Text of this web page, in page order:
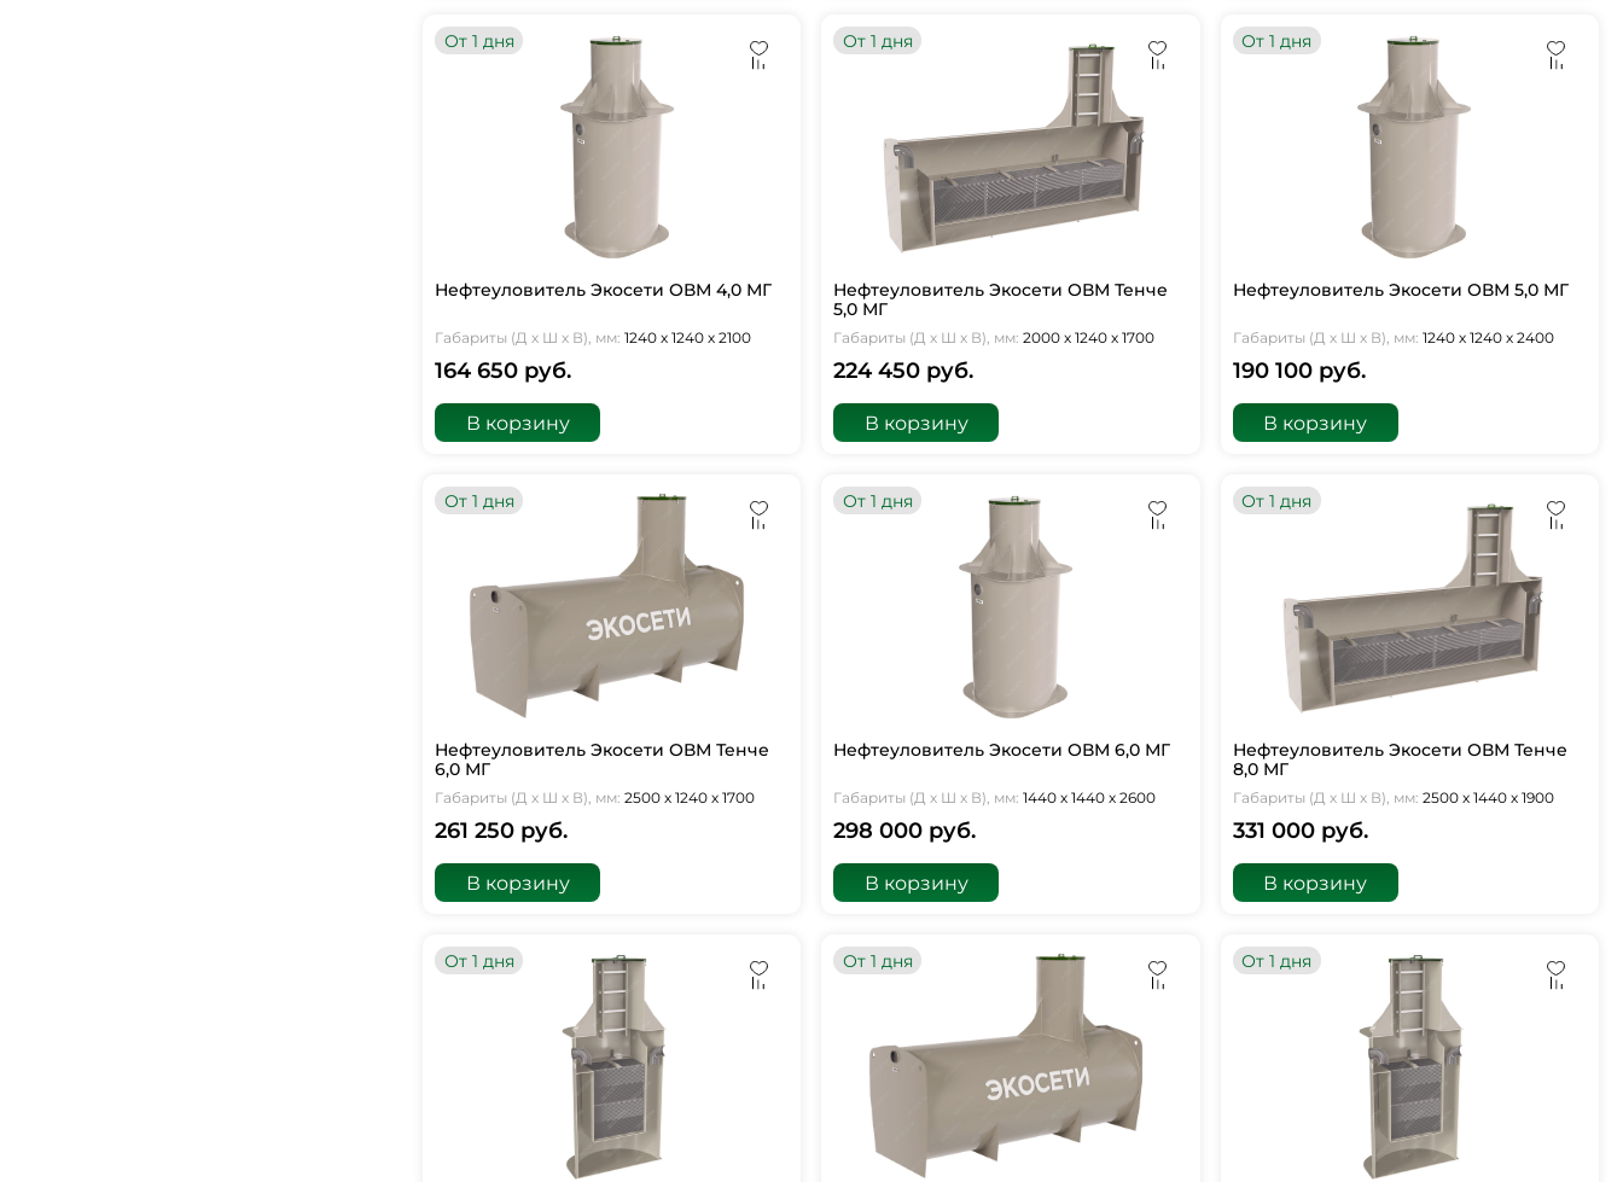
От 1 дня
Нефтеуловитель Экосети ОВМ 4,0 МГ
Габариты (Д х Ш х В), мм: 1240 х 1240 х 2100
164 650 руб.
В корзину
От 1 дня
Нефтеуловитель Экосети ОВМ Тенче
5,0 МГ
Габариты (Д х Ш х В), мм: 2000 х 1240 х 1700
224 450 руб.
В корзину
От 1 дня
Нефтеуловитель Экосети ОВМ 5,0 МГ
Габариты (Д х Ш х В), мм: 1240 х 1240 х 2400
190 100 руб.
В корзину
От 1 дня
Нефтеуловитель Экосети ОВМ Тенче
6,0 МГ
Габариты (Д х Ш х В), мм: 2500 х 1240 х 1700
261 250 руб.
В корзину
От 1 дня
Нефтеуловитель Экосети ОВМ 6,0 МГ
Габариты (Д х Ш х В), мм: 1440 х 1440 х 2600
298 000 руб.
В корзину
От 1 дня
Нефтеуловитель Экосети ОВМ Тенче
8,0 МГ
Габариты (Д х Ш х В), мм: 2500 х 1440 х 1900
331 000 руб.
В корзину
От 1 дня От 1 дня От 1 дня